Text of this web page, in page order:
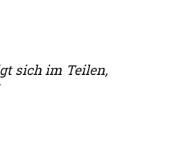
sich im Teilen,